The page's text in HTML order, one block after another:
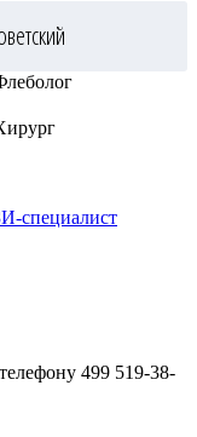
специалист
499 519-38-